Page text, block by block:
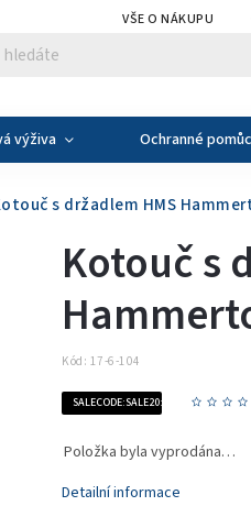
VŠE O NÁKUPU
výživa Ochranné
s držadlem HMS
Kotouč s
Kód: 17-6-104
SALECODE:SALE20:20:%
Položka byla vyprodána…
Detailní informace